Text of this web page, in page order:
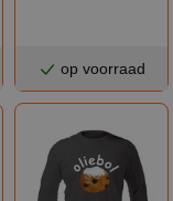
op voorraad